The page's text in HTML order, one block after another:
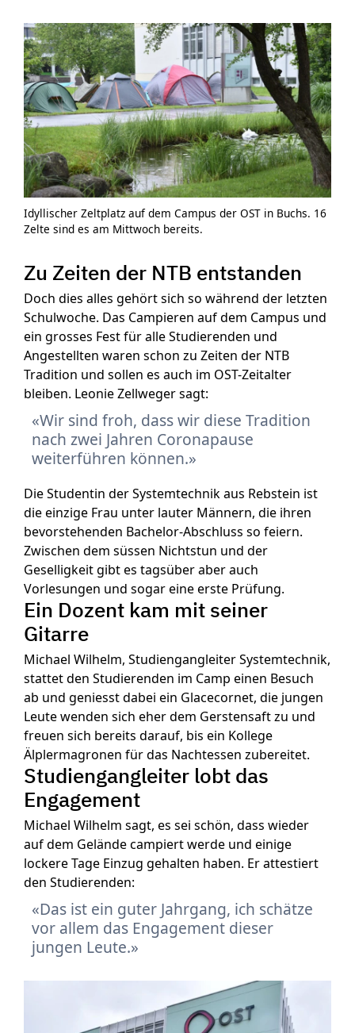
Idyllischer Zeltplatz auf dem Campus der OST in Buchs. 16
Zelte sind es am Mittwoch bereits.
Zu Zeiten der NTB entstanden
Doch dies alles gehört sich so während der letzten
Schulwoche. Das Campieren auf dem Campus und
ein grosses Fest für alle Studierenden und
Angestellten waren schon zu Zeiten der NTB
Tradition und sollen es auch im OST-Zeitalter
bleiben. Leonie Zellweger sagt:
Wir sind froh, dass wir diese Tradition
nach zwei Jahren Coronapause
weiterführen können.
Die Studentin der Systemtechnik aus Rebstein ist
die einzige Frau unter lauter Männern, die ihren
bevorstehenden Bachelor-Abschluss so feiern.
Zwischen dem süssen Nichtstun und der
Geselligkeit gibt es tagsüber aber auch
Vorlesungen und sogar eine erste Prüfung.
Ein Dozent kam mit seiner
Gitarre
Michael Wilhelm, Studiengangleiter Systemtechnik,
stattet den Studierenden im Camp einen Besuch
ab und geniesst dabei ein Glacecornet, die jungen
Leute wenden sich eher dem Gerstensaft zu und
freuen sich bereits darauf, bis ein Kollege
Älplermagronen für das Nachtessen zubereitet.
Studiengangleiter lobt das
Engagement
Michael Wilhelm sagt, es sei schön, dass wieder
auf dem Gelände campiert werde und einige
lockere Tage Einzug gehalten haben. Er attestiert
den Studierenden:
Das ist ein guter Jahrgang, ich schätze
vor allem das Engagement dieser
jungen Leute.